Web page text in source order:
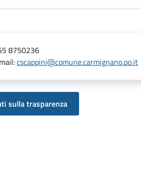
8750236
cscappini@comune.carmignano.po.it
sulla trasparenza